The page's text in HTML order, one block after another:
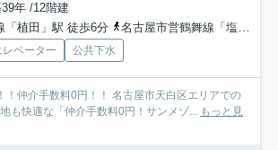
年 /12階建
「植田」駅 徒歩6分
名古屋市営鶴舞線「塩釜口」駅 徒歩10分
レベーター 公共下水
！仲介手数料0円！！ 名古屋市天白区エリアでの
も快適な「仲介手数料0円！サンメゾ... もっと見